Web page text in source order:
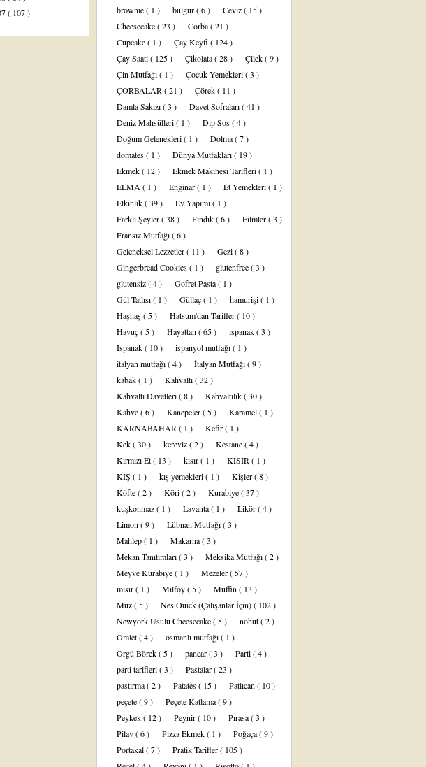
( 107 )
brownie( 1 ) bulgur( 6 ) Ceviz( 15 )
Cheesecake( 23 ) Corba( 21 )
Cupcake( 1 ) Çay Keyfi ( 124 )
Çay Saati( 125 ) Çikolata( 28 ) Çilek( 9 )
Çin Mutfağı( 1 ) Çocuk Yemekleri( 3 )
ÇORBALAR ( 21 ) Çörek( 11 )
Damla Sakızı( 3 ) Davet Sofraları( 41 )
Deniz Mahsülleri( 1 ) Dip Sos( 4 )
Doğum Gelenekleri( 1 ) Dolma( 7 )
domates( 1 ) Dünya Mutfakları( 19 )
Ekmek( 12 ) Ekmek Makinesi Tarifleri( 1 )
ELMA ( 1 ) Enginar( 1 ) Et Yemekleri( 1 )
Etkinlik( 39 ) Ev Yapımı( 1 )
Farklı Şeyler( 38 ) Fındık( 6 ) Filmler( 3 )
Fransız Mutfağı( 6 )
Geleneksel Lezzetler( 11 ) Gezi( 8 )
Gingerbread Cookies( 1 ) glutenfree( 3 )
glutensiz( 4 ) Gofret Pasta( 1 )
Gül Tatlısı( 1 ) Güllaç( 1 ) hamurişi( 1 )
Haşhaş( 5 ) Hatsum'dan Tarifler( 10 )
Havuç( 5 ) Hayattan ( 65 ) ıspanak( 3 )
Ispanak( 10 ) ispanyol mutfağı( 1 )
italyan mutfağı( 4 ) İtalyan Mutfağı( 9 )
kabak( 1 ) Kahvaltı( 32 )
Kahvaltı Davetleri( 8 ) Kahvaltılık( 30 )
Kahve( 6 ) Kanepeler( 5 ) Karamel( 1 )
KARNABAHAR ( 1 ) Kefir( 1 )
Kek( 30 ) kereviz( 2 ) Kestane( 4 )
Kırmızı Et( 13 ) kısır( 1 ) KISIR ( 1 )
KIŞ ( 1 ) kış yemekleri( 1 ) Kişler( 8 )
Köfte( 2 ) Köri( 2 ) Kurabiye( 37 )
kuşkonmaz( 1 ) Lavanta( 1 ) Likör( 4 )
Limon ( 9 ) Lübnan Mutfağı( 3 )
Mahlep( 1 ) Makarna( 3 )
Mekan Tanıtımları( 3 ) Meksika Mutfağı( 2 )
Meyve Kurabiye( 1 ) Mezeler( 57 )
mısır( 1 ) Milföy( 5 ) Muffin ( 13 )
Muz( 5 ) Nes Ouick (Çalışanlar İçin)( 102 )
Newyork Usulü Cheesecake( 5 ) nohut( 2 )
Omlet( 4 ) osmanlı mutfağı( 1 )
Örgü Börek( 5 ) pancar( 3 ) Parti( 4 )
parti tarifleri( 3 ) Pastalar( 23 )
pastırma( 2 ) Patates( 15 ) Patlıcan ( 10 )
peçete( 9 ) Peçete Katlama( 9 )
Peykek( 12 ) Peynir( 10 ) Pırasa( 3 )
Pilav( 6 ) Pizza Ekmek( 1 ) Poğaça( 9 )
Portakal( 7 ) Pratik Tarifler( 105 )